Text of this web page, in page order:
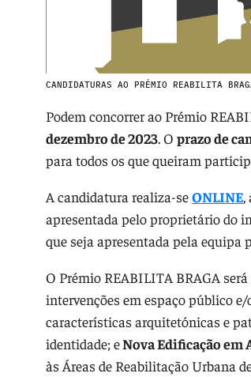
CANDIDATURAS AO PRÉMIO REABILITA
Podem concorrer ao Prémio
dezembro de 2023 . Oprazo de
para todos os que queiram
A candidatura realiza-seONLINE
apresentada pelo proprietário do
que seja apresentada pela equipa
O Prémio REABILITA BRAGA
intervenções em espaço público
características arquitetónicas e
identidade; eNova Edificação em
às Áreas de Reabilitação Urbana